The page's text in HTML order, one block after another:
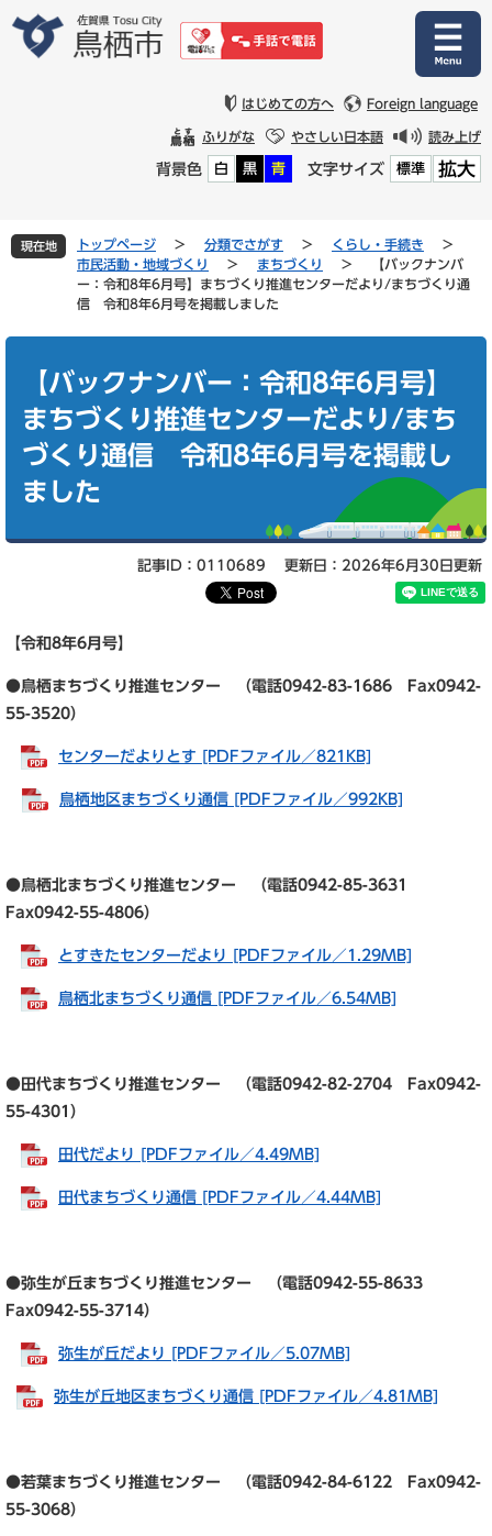
文
はじめての方へ Foreign language
ふりがな やさしい日本語 読み上げ
背景色 白 黒 青 文字サイズ 標準 拡大
現在地 トップページ > 分類でさがす > くらし・手続き
>
市民活動・地域づくり
> まちづくり >
【バックナンバ
ー：令和8年6月号】まちづくり推進センターだより/まちづくり通
信 令和8年6月号を掲載しました
【バックナンバー：令和8年6月号】
まちづくり推進センターだより/まち
づくり通信 令和8年6月号を掲載し
ました
記事ID：0110689 更新日：2026年6月30日更新
【令和8年6月号】
●鳥栖まちづくり推進センター （電話0942-83-1686 Fax0942-
55-3520）
センターだよりとす [PDFファイル／821KB]
鳥栖地区まちづくり通信 [PDFファイル／992KB]
●鳥栖北まちづくり推進センター （電話0942-85-3631
Fax0942-55-4806）
とすきたセンターだより [PDFファイル／1.29MB]
鳥栖北まちづくり通信 [PDFファイル／6.54MB]
●田代まちづくり推進センター （電話0942-82-2704 Fax0942-
55-4301）
田代だより [PDFファイル／4.49MB]
田代まちづくり通信 [PDFファイル／4.44MB]
●弥生が丘まちづくり推進センター （電話0942-55-8633
Fax0942-55-3714）
弥生が丘だより [PDFファイル／5.07MB]
弥生が丘地区まちづくり通信 [PDFファイル／4.81MB]
●若葉まちづくり推進センター （電話0942-84-6122 Fax0942-
55-3068）